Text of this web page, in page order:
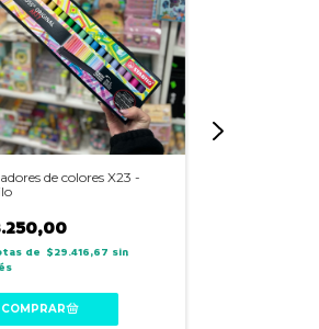
de colores X23 -
$29.416,67 sin